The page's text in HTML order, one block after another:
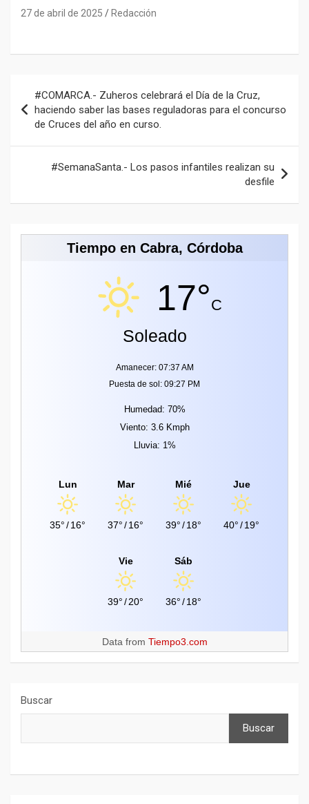
27 de abril de 2025 Redacción
de
entradas
#COMARCA.- Zuheros celebrará el Día de la Cruz,
haciendo saber las bases reguladoras para el concurso
de Cruces del año en curso.
#SemanaSanta.- Los pasos infantiles realizan su
desfile
Tiempo en Cabra, Córdoba
17°C
Soleado
Amanecer: 07:37 AM
Puesta de sol: 09:27 PM
Humedad: 70%
Viento: 3.6 Kmph
Lluvia: 1%
Lun
35°/16°
Mar
37°/16°
Mié
39°/18°
Jue
40°/19°
Vie
39°/20°
Sáb
36°/18°
Data from Tiempo3.com
Buscar
Buscar